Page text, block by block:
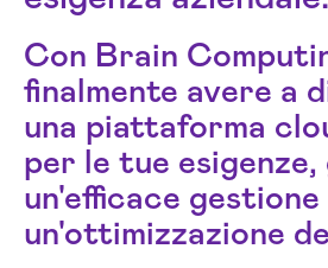
Con Brain
finalmente avere a
una piattaforma
per le tue
un'efficace
un'ottimizzazione